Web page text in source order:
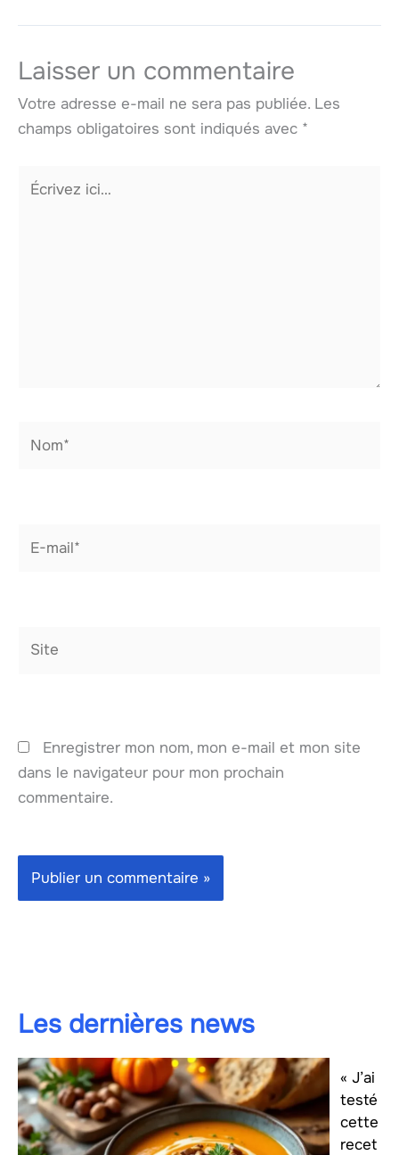
Laisser un commentaire
Votre adresse e-mail ne sera pas publiée. Les
champs obligatoires sont indiqués avec *
Écrivez
mail*
Enregistrer mon nom, mon e-mail et mon site
dans le navigateur pour mon prochain
commentaire.
Les dernières news
« J’ai
testé
cette
recet